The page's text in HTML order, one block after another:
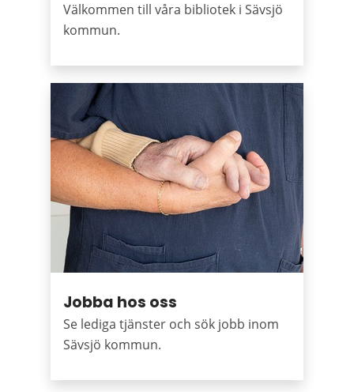
Välkommen till våra bibliotek i Sävsjö
kommun.
Jobba hos oss
Se lediga tjänster och sök jobb inom
Sävsjö kommun.